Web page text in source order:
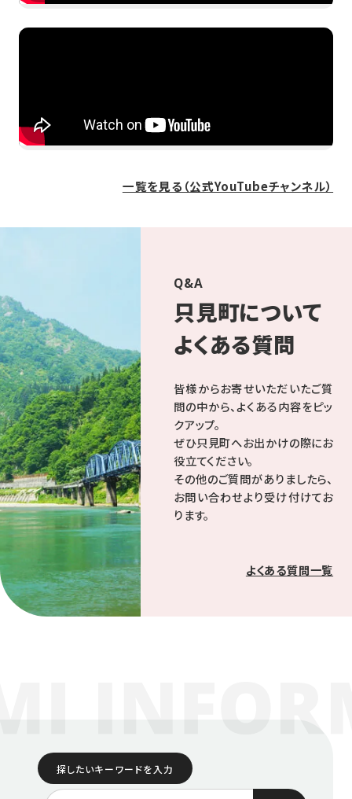
一覧を見る（公式YouTubeチャンネル）
Q&A
只見町について
よくある質問
皆様からお寄せいただいたご質
問の中から、よくある内容をピッ
クアップ。
ぜひ只見町へお出かけの際にお
役立てください。
その他のご質問がありましたら、
お問い合わせより受け付けてお
ります。
よくある質問一覧
探したいキーワードを入力